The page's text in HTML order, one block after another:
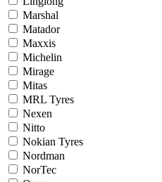
Marshal
Matador
Maxxis
Michelin
Mirage
Mitas
MRL Tyres
Nexen
Nitto
Nokian Tyres
Nordman
NorTec